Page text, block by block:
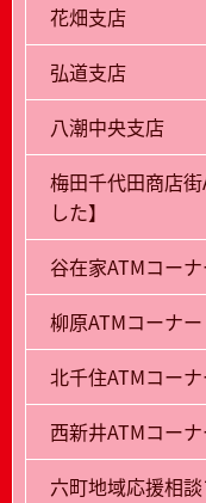
花畑支店
弘道支店
八潮中央支店
梅田千代田商店
した】
谷在家ATMコー
柳原ATMコーナー
北千住ATMコー
西新井ATMコー
六町地域応援相